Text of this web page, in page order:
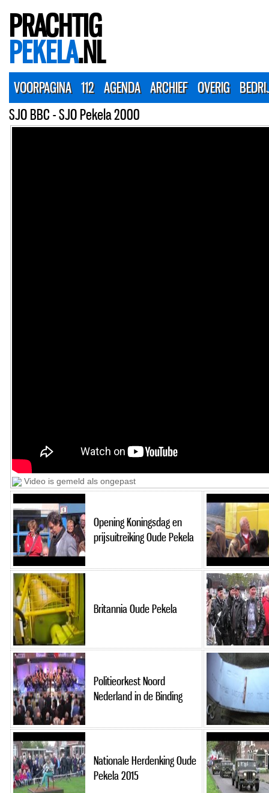
PRACHTIG
PEKELA.NL
VOORPAGINA 112 AGENDA ARCHIEF OVERIG
SJO BBC - SJO Pekela 2000
Video is gemeld als ongepast
Opening Koningsdag en
prijsuitreiking Oude Pekela
Britannia Oude Pekela
Politieorkest Noord
Nederland in de Binding
Nationale Herdenking Oude
Pekela 2015